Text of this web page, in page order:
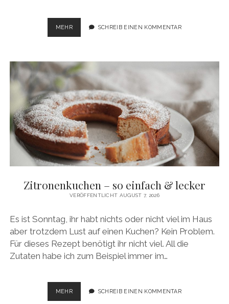
MEHRWOHLFÜHL-
BROWNIES
SCHREIB EINEN KOMMENTAR
Zitronenkuchen – so einfach & lecker
VERÖFFENTLICHT AUGUST 7, 2026
Es ist Sonntag, ihr habt nichts oder nicht viel im Haus
aber trotzdem Lust auf einen Kuchen? Kein Problem.
Für dieses Rezept benötigt ihr nicht viel. All die
Zutaten habe ich zum Beispiel immer im…
MEHRZITRONENKUCHEN
–
SCHREIB EINEN KOMMENTAR